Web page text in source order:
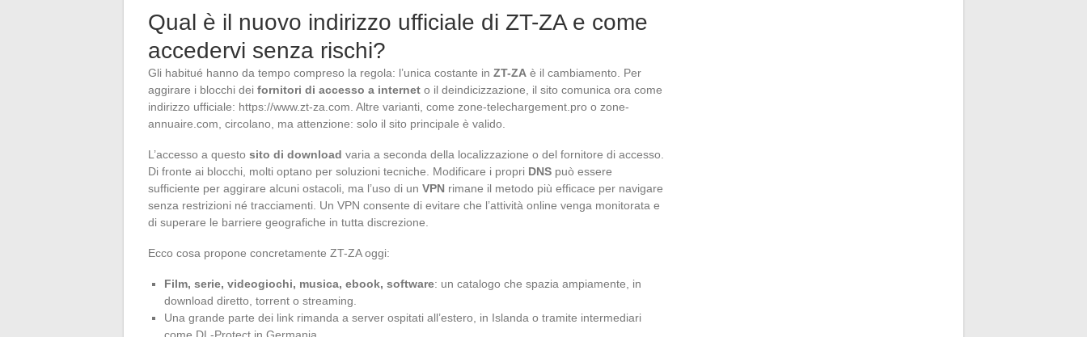
Qual è il nuovo indirizzo ufficiale di ZT-ZA e come
accedervi senza rischi?
Gli habitué hanno da tempo compreso la regola: l’unica costante in ZT-ZA è il cambiamento. Per
aggirare i blocchi dei fornitori di accesso a internet o il deindicizzazione, il sito comunica ora come
indirizzo ufficiale: https://www.zt-za.com. Altre varianti, come zone-telechargement.pro o zone-
annuaire.com, circolano, ma attenzione: solo il sito principale è valido.
L’accesso a questo sito di download varia a seconda della localizzazione o del fornitore di accesso.
Di fronte ai blocchi, molti optano per soluzioni tecniche. Modificare i propri DNS può essere
sufficiente per aggirare alcuni ostacoli, ma l’uso di un VPN rimane il metodo più efficace per navigare
senza restrizioni né tracciamenti. Un VPN consente di evitare che l’attività online venga monitorata e
di superare le barriere geografiche in tutta discrezione.
Ecco cosa propone concretamente ZT-ZA oggi:
Film, serie, videogiochi, musica, ebook, software: un catalogo che spazia ampiamente, in
download diretto, torrent o streaming.
Una grande parte dei link rimanda a server ospitati all’estero, in Islanda o tramite intermediari